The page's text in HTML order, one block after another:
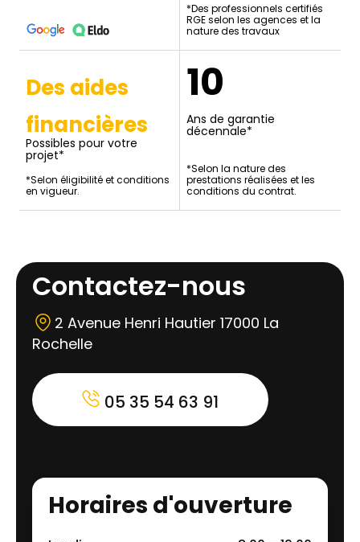
*Des professionnels certifiés
RGE selon les agences et la
nature des travaux
Des aides
financières
Possibles pour votre
projet*
*Selon éligibilité et conditions
en vigueur.
10
Ans de garantie
décennale*
*Selon la nature des
prestations réalisées et les
conditions du contrat.
Contactez-nous
2 Avenue Henri Hautier 17000 La
Rochelle
05 35 54 63 91
Horaires d'ouverture